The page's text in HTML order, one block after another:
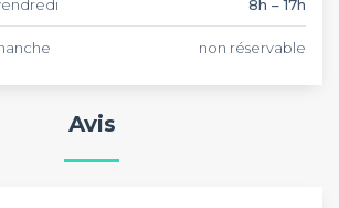
et un régisseur est présent pendant votre
est une salle de 170m2 pouvant
personnes en format cocktail et 90
amovible.
paperboards si nécessaire. De plus,
8h – 17h
non réservable
Avis